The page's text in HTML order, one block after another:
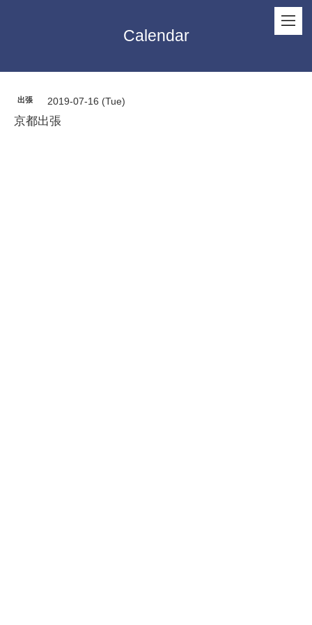
Calendar
出張 2019-07-16 (Tue)
京都出張